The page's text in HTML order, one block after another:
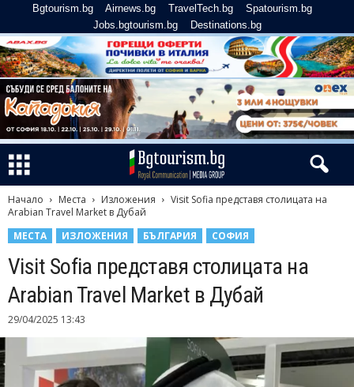
Bgtourism.bg Airnews.bg TravelTech.bg
Spatourism.bg
Jobs.bgtourism.bg
Destinations.bg
Начало Места Изложения
Visit Sofia представя столицата на
Arabian Travel Market в Дубай
МЕСТА
ИЗЛОЖЕНИЯ БЪЛГАРИЯ СОФИЯ
Visit Sofia представя столицата на
Arabian Travel Market в Дубай
29/04/2025 13:43